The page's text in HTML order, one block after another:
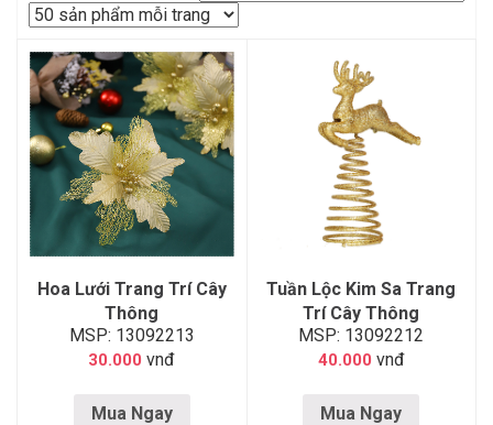
Hoa Lưới Trang Trí Cây
Thông
MSP: 13092213
30.000 vnđ
Mua Ngay
Tuần Lộc Kim Sa Trang
Trí Cây Thông
MSP: 13092212
40.000 vnđ
Mua Ngay